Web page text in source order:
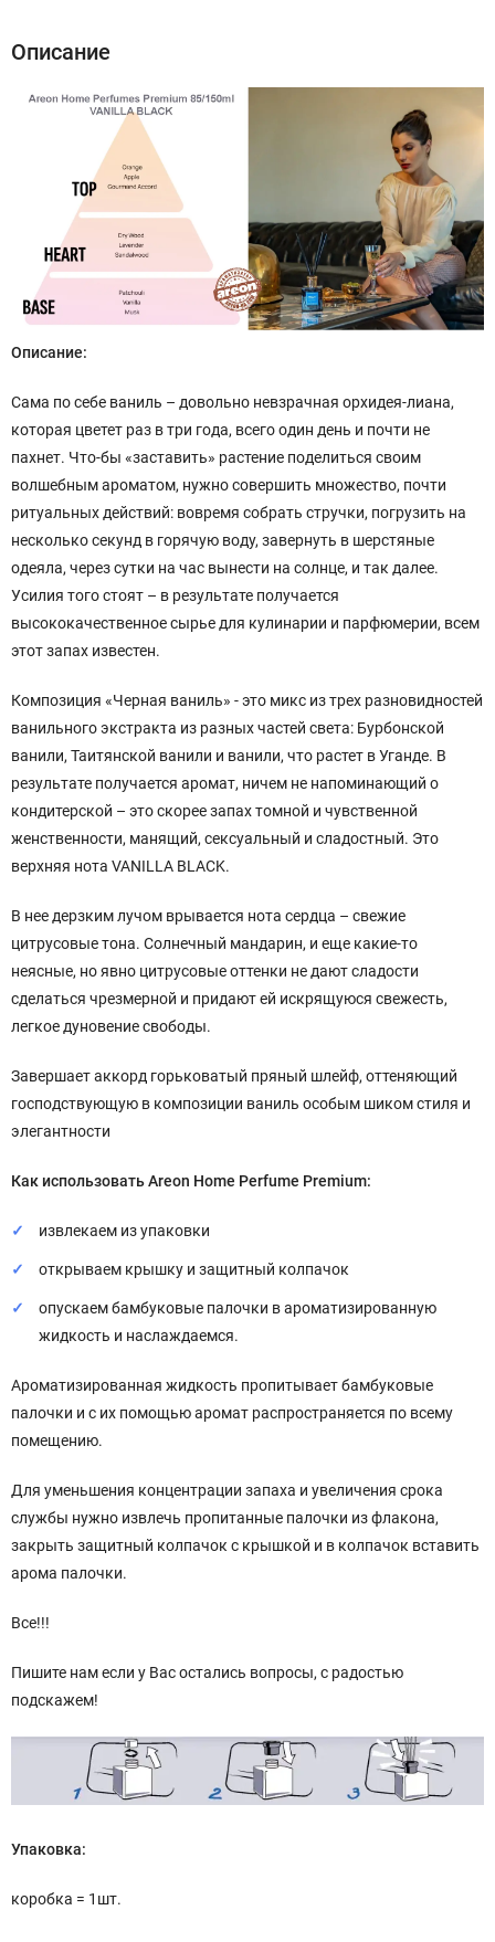
Описание
Описание:
Сама по себе ваниль – довольно невзрачная орхидея-лиана,
которая цветет раз в три года, всего один день и почти не
пахнет. Что-бы «заставить» растение поделиться своим
волшебным ароматом, нужно совершить множество, почти
ритуальных действий: вовремя собрать стручки, погрузить на
несколько секунд в горячую воду, завернуть в шерстяные
одеяла, через сутки на час вынести на солнце, и так далее.
Усилия того стоят – в результате получается
высококачественное сырье для кулинарии и парфюмерии, всем
этот запах известен.
Композиция «Черная ваниль» - это микс из трех разновидностей
ванильного экстракта из разных частей света: Бурбонской
ванили, Таитянской ванили и ванили, что растет в Уганде. В
результате получается аромат, ничем не напоминающий о
кондитерской – это скорее запах томной и чувственной
женственности, манящий, сексуальный и сладостный. Это
верхняя нота VANILLA BLACK.
В нее дерзким лучом врывается нота сердца – свежие
цитрусовые тона. Солнечный мандарин, и еще какие-то
неясные, но явно цитрусовые оттенки не дают сладости
сделаться чрезмерной и придают ей искрящуюся свежесть,
легкое дуновение свободы.
Завершает аккорд горьковатый пряный шлейф, оттеняющий
господствующую в композиции ваниль особым шиком стиля и
элегантности
Как использовать Areon Home Perfume Premium:
извлекаем из упаковки
открываем крышку и защитный колпачок
опускаем бамбуковые палочки в ароматизированную
жидкость и наслаждаемся.
Ароматизированная жидкость пропитывает бамбуковые
палочки и с их помощью аромат распространяется по всему
помещению.
Для уменьшения концентрации запаха и увеличения срока
службы нужно извлечь пропитанные палочки из флакона,
закрыть защитный колпачок с крышкой и в колпачок вставить
арома палочки.
Все!!!
Пишите нам если у Вас остались вопросы, с радостью
подскажем!
Упаковка:
коробка = 1шт.